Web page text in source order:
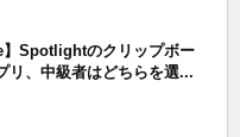
】Spotlightのクリップボー
リ、中級者はどちらを選...